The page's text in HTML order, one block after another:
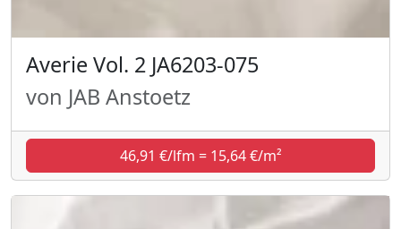
Averie Vol. 2 JA6203-075
von JAB Anstoetz
46,91 €/lfm = 15,64 €/m²